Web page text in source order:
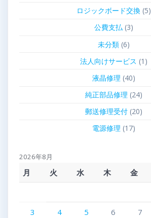
ロジックボード交換(5)
公費支払(3)
未分類(6)
法人向けサービス (1)
液晶修理 (40)
純正部品修理 (24)
郵送修理受付(20)
電源修理 (17)
2026年8月
月 火 水 木 金
3
4 5 6 7